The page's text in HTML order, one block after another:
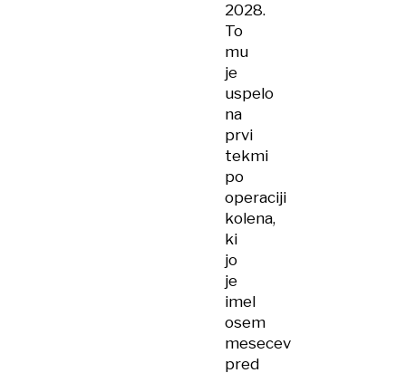
2028.
To
mu
je
uspelo
na
prvi
tekmi
po
operaciji
kolena,
ki
jo
je
imel
osem
mesecev
pred